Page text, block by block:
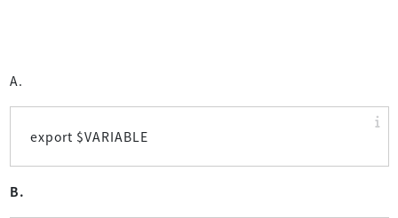
A.
export $VARIABLE
B.